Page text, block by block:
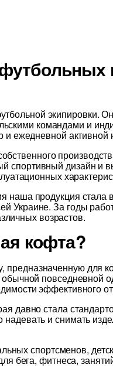
экипировки.
командами и
и ежедневной активной
дизайн и
наша продукция
Украине. За годы
возрастов.
кофта?
предназначенную для
повседневной
эффективного
давно стала
и снимать
спортсменов,
бега, фитнеса,